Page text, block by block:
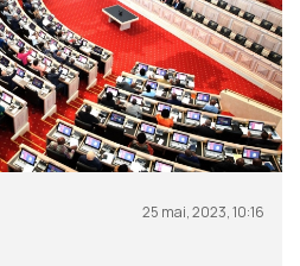
25 mai, 2023, 10:16